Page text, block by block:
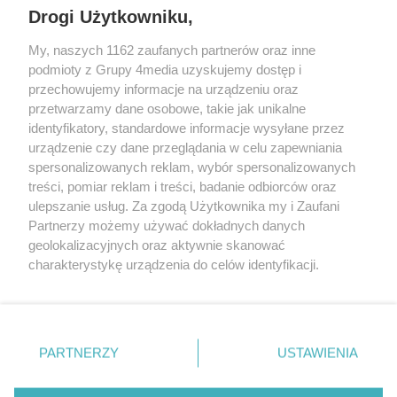
Redakcja Reklama Prywatność
Praca Łódź
the:protocol
Facebook.com
Youtube.com
Drogi Użytkowniku,
My, naszych 1162 zaufanych partnerów oraz inne
podmioty z Grupy 4media uzyskujemy dostęp i
przechowujemy informacje na urządzeniu oraz
przetwarzamy dane osobowe, takie jak unikalne
identyfikatory, standardowe informacje wysyłane przez
urządzenie czy dane przeglądania w celu zapewniania
spersonalizowanych reklam, wybór spersonalizowanych
treści, pomiar reklam i treści, badanie odbiorców oraz
ulepszanie usług. Za zgodą Użytkownika my i Zaufani
Partnerzy możemy używać dokładnych danych
geolokalizacyjnych oraz aktywnie skanować
charakterystykę urządzenia do celów identyfikacji.
zmienić/wycofać klikając przycisk ustawień prywatności
znajdujący się w lewym dolnym rogu strony
. Niektóre
PARTNERZY USTAWIENIA